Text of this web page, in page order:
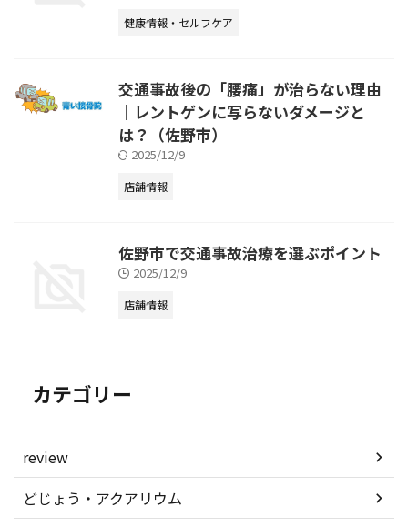
健康情報・セルフケア
交通事故後の「腰痛」が治らない理由
｜レントゲンに写らないダメージと
は？（佐野市）
2025/12/9
店舗情報
佐野市で交通事故治療を選ぶポイント
2025/12/9
店舗情報
カテゴリー
review
どじょう・アクアリウム